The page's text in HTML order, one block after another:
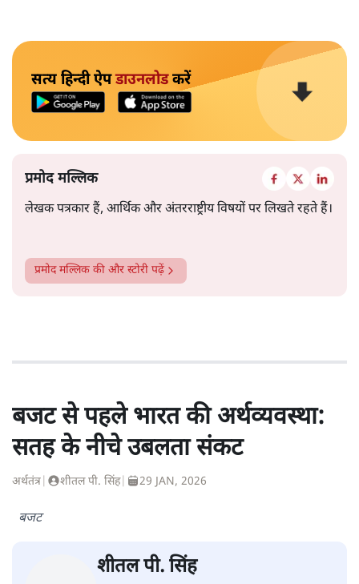
सत्य हिन्दी ऐपडाउनलोडकरें
प्रमोद मल्लिक
लेखक पत्रकार हैं, आर्थिक और अंतरराष्ट्रीय विषयों पर लिखते रहते हैं।
प्रमोद मल्लिक की और स्टोरी पढ़ें
बजट से पहले भारत की अर्थव्यवस्था:
सतह के नीचे उबलता संकट
अर्थतंत्र शीतल पी. सिंह| 29 JAN, 2026